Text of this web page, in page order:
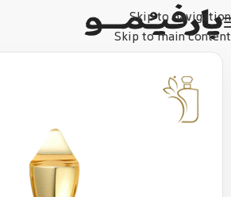
Skip to navigation
Skip to main content